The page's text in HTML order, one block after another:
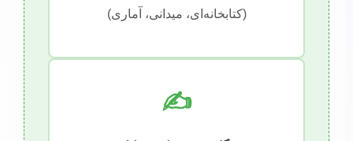
(کتابخانه‌ای، میدانی، آماری)
✍️